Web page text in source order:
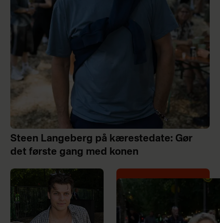
Steen Langeberg på kærestedate: Gør
det første gang med konen